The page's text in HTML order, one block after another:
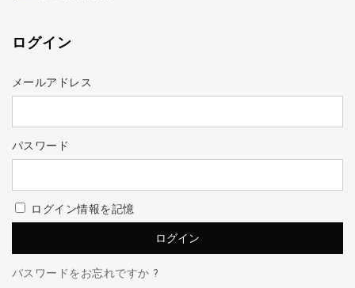
ログイン
メールアドレス
パスワード
ログイン情報を記憶
パスワードをお忘れですか ?